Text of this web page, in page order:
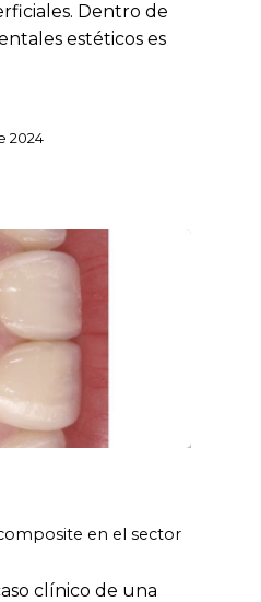
Dentro de
estéticos es
2024
en el sector
clínico de una